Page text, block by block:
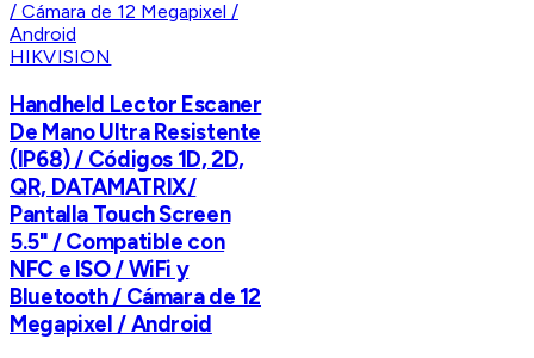
HIKVISION
Handheld Lector Escaner
De Mano Ultra Resistente
(IP68) / Códigos 1D, 2D,
QR, DATAMATRIX/
Pantalla Touch Screen
5.5" / Compatible con
NFC e ISO / WiFi y
Bluetooth / Cámara de 12
Megapixel / Android